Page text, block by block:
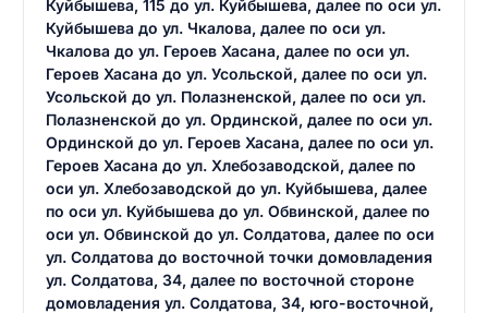
Куйбышева, 115 до ул. Куйбышева, далее по оси ул.
Куйбышева до ул. Чкалова, далее по оси ул.
Чкалова до ул. Героев Хасана, далее по оси ул.
Героев Хасана до ул. Усольской, далее по оси ул.
Усольской до ул. Полазненской, далее по оси ул.
Полазненской до ул. Ординской, далее по оси ул.
Ординской до ул. Героев Хасана, далее по оси ул.
Героев Хасана до ул. Хлебозаводской, далее по
оси ул. Хлебозаводской до ул. Куйбышева, далее
по оси ул. Куйбышева до ул. Обвинской, далее по
оси ул. Обвинской до ул. Солдатова, далее по оси
ул. Солдатова до восточной точки домовладения
ул. Солдатова, 34, далее по восточной стороне
домовладения ул. Солдатова, 34, юго-восточной,